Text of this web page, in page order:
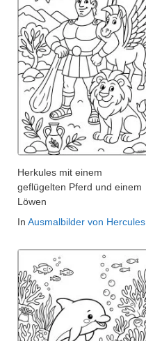
Herkules mit einem
geflügelten Pferd und einem
Löwen
In Ausmalbilder von Hercules